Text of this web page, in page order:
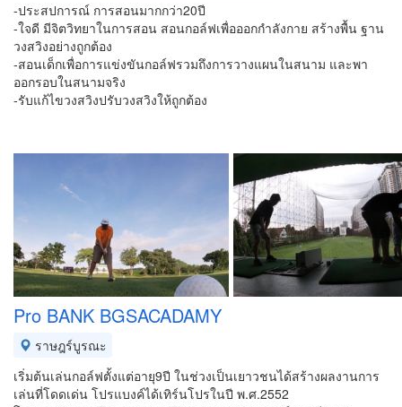
-ประสปการณ์ การสอนมากกว่า20ปี
-ใจดี มีจิตวิทยาในการสอน สอนกอล์ฟเพื่อออกกำลังกาย สร้างพื้น ฐาน
วงสวิงอย่างถูกต้อง
-สอนเด็กเพื่อการแข่งขันกอล์ฟรวมถึงการวางแผนในสนาม และพา
ออกรอบในสนามจริง
-รับแก้ไขวงสวิงปรับวงสวิงให้ถูกต้อง
Pro BANK BGSACADAMY
ราษฎร์บูรณะ
เริ่มต้นเล่นกอล์ฟตั้งแต่อายุ9ปี ในช่วงเป็นเยาวชนได้สร้างผลงานการ
เล่นที่โดดเด่น โปรแบงค์ได้เทิร์นโปรในปี พ.ศ.2552